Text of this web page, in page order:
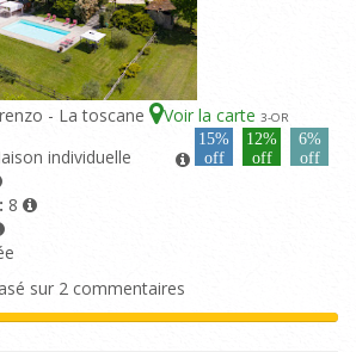
- La toscane Voir la carte 3-OR
15%
off
12%
off
6%
off
individuelle
8
sur 2 commentaires